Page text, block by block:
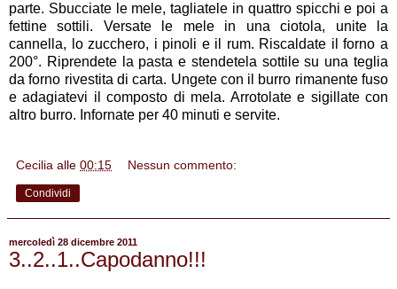
parte. Sbucciate le mele, tagliatele in quattro spicchi e poi a
fettine sottili. Versate le mele in una ciotola, unite la
cannella, lo zucchero, i pinoli e il rum. Riscaldate il forno a
200°. Riprendete la pasta e stendetela sottile su una teglia
da forno rivestita di carta. Ungete con il burro rimanente fuso
e adagiatevi il composto di mela. Arrotolate e sigillate con
altro burro. Infornate per 40 minuti e servite.
Cecilia alle 00:15 Nessun commento:
Condividi
mercoledì 28 dicembre 2011
3..2..1..Capodanno!!!